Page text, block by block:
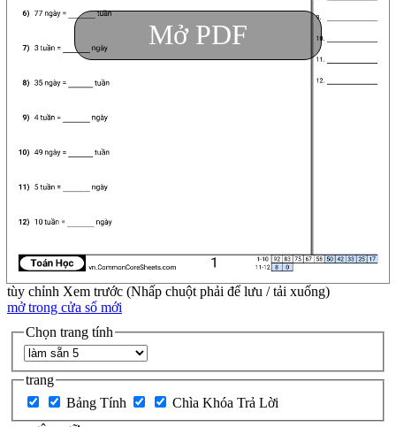
Mở PDF
tùy chỉnh Xem trước (Nhấp chuột phải để lưu / tải xuống)
mở trong cửa sổ mới
Chọn trang tính
trang
Bảng Tính
Chìa Khóa Trả Lời